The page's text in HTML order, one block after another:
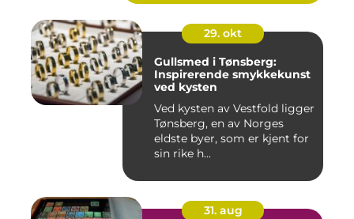
29. okt
Gullsmed i Tønsberg:
Inspirerende smykkekunst
ved kysten
Ved kysten av Vestfold ligger
Tønsberg, en av Norges
eldste byer, som er kjent for
sin rike h...
31. aug